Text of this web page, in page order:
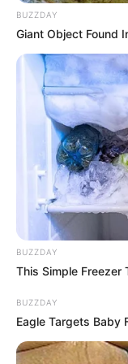
BUZZDAY
Giant Object Found
BUZZDAY
This Simple Freezer
BUZZDAY
Eagle Targets Baby